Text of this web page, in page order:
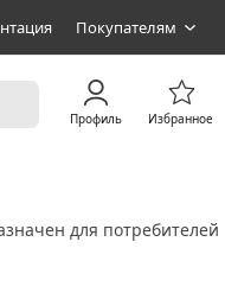
Покупателям
Профиль Избранное
для потребителей